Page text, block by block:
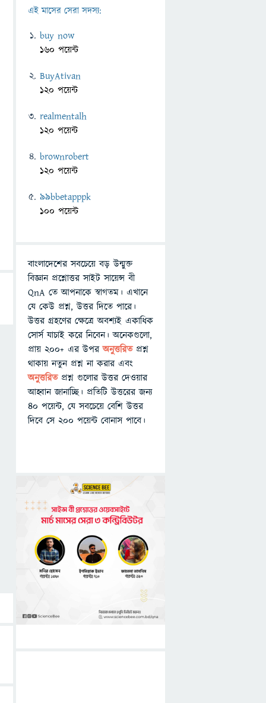
এই মাসের সেরা সদস্য:
buy now
160 পয়েন্ট
BuyAtivan
120 পয়েন্ট
realmentalh
120 পয়েন্ট
brownrobert
120 পয়েন্ট
99bbetapppk
100 পয়েন্ট
বাংলাদেশের সবচেয়ে বড় উন্মুক্ত
বিজ্ঞান প্রশ্নোত্তর সাইট সায়েন্স বী
QnA তে আপনাকে স্বাগতম। এখানে
যে কেউ প্রশ্ন, উত্তর দিতে পারে।
উত্তর গ্রহণের ক্ষেত্রে অবশ্যই একাধিক
সোর্স যাচাই করে নিবেন। অনেকগুলো,
প্রায় ২০০+ এর উপরঅনুত্তরিতপ্রশ্ন
থাকায় নতুন প্রশ্ন না করার এবং
অনুত্তরিত প্রশ্ন গুলোর উত্তর দেওয়ার
আহ্বান জানাচ্ছি। প্রতিটি উত্তরের জন্য
৪০ পয়েন্ট, যে সবচেয়ে বেশি উত্তর
দিবে সে ২০০ পয়েন্ট বোনাস পাবে।